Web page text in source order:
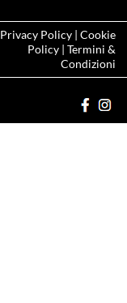
Privacy Policy| Cookie
Policy| Termini &
Condizioni